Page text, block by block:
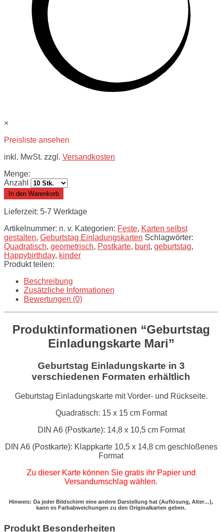
×
Preisliste ansehen
inkl. MwSt. zzgl. Versandkosten
Menge:
Anzahl
In den Warenkorb
Lieferzeit: 5-7 Werktage
Artikelnummer: n. v. Kategorien: Feste, Karten selbst
gestalten, Geburtstag Einladungskarten Schlagwörter:
Quadratisch, geometrisch, Postkarte, bunt, geburtstag,
Happybirthday, kinder
Produkt teilen:
Beschreibung
Zusätzliche Informationen
Bewertungen (0)
Produktinformationen “Geburtstag
Einladungskarte Mari”
Geburtstag Einladungskarte in 3
verschiedenen Formaten erhältlich
Geburtstag Einladungskarte mit Vorder- und Rückseite.
Quadratisch: 15 x 15 cm Format
DIN A6 (Postkarte): 14,8 x 10,5 cm Format
DIN A6 (Postkarte): Klappkarte 10,5 x 14,8 cm geschloßenes
Format
Zu dieser Karte können Sie gratis ihr Papier und
Versandumschlag wählen.
Hinweis: Da jeder Bildschirm eine andere Darstellung hat (Auflösung, Alter…),
kann es Farbabweichungen zu den Originalkarten geben.
Produkt Besonderheiten